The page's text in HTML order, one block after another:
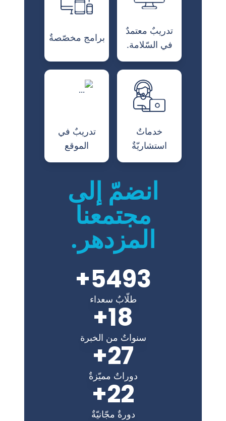
تدريبٌ معتمدٌ
في السّلامة.
برامج مخصّصةٌ
خدماتٌ
استشاريّةٌ
تدريبٌ في
الموقع
انضمّ إلى
مجتمعنا
المزدهر.
5493
+
طلّابٌ سعداء
18
+
سنواتٌ من الخبرة
27
+
دوراتٌ مميّزةٌ
22
+
دورةٌ مجّانيّةٌ